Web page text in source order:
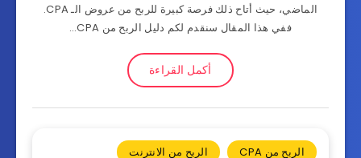
الماضي، حيث أتاح ذلك فرصة كبيرة للربح من عروض الـ CPA.
ففي هذا المقال سنقدم لكم دليل الربح من CPA…
أكمل القراءة
الربح من CPA
الربح من الانترنت